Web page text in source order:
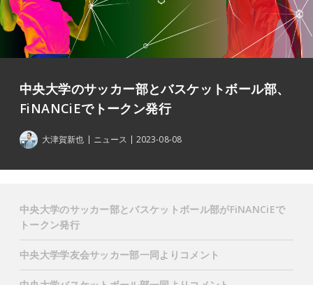
中央大学のサッカー部とバスケットボール部、
FiNANCiEでトークン発行
大津賀新也 ニュース 2023-08-08
中央大学のサッカー部とバスケットボール部がFiNANCiEで
トークン発行
中央大学学友会サッカー部一同よりコメント